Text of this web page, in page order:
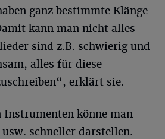
ganz bestimmte Klänge
kann man nicht alles
sind z.B. schwierig und
alles für diese
erklärt sie.
könne man
schneller darstellen.